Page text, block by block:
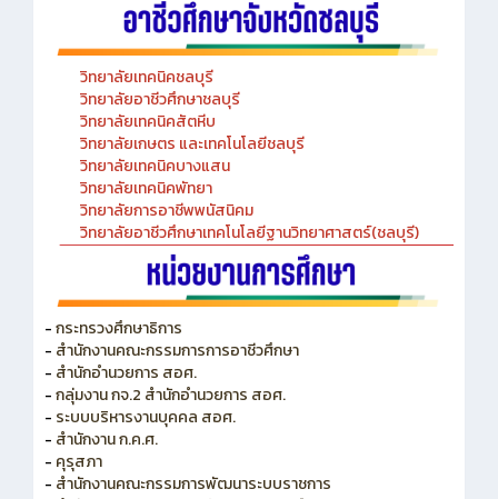
วิทยาลัยเทคนิคชลบุรี
วิทยาลัยอาชีวศึกษาชลบุรี
วิทยาลัยเทคนิคสัตหีบ
วิทยาลัยเกษตร และเทคโนโลยีชลบุรี
วิทยาลัยเทคนิคบางแสน
วิทยาลัยเทคนิคพัทยา
วิทยาลัยการอาชีพพนัสนิคม
วิทยาลัยอาชีวศึกษาเทคโนโลยีฐานวิทยาศาสตร์(ชลบุรี)
- กระทรวงศึกษาธิการ
- สำนักงานคณะกรรมการการอาชีวศึกษา
- สำนักอำนวยการ สอศ.
- กลุ่มงาน กจ.2 สำนักอำนวยการ สอศ.
- ระบบบริหารงานบุคคล สอศ.
- สำนักงาน ก.ค.ศ.
- คุรุสภา